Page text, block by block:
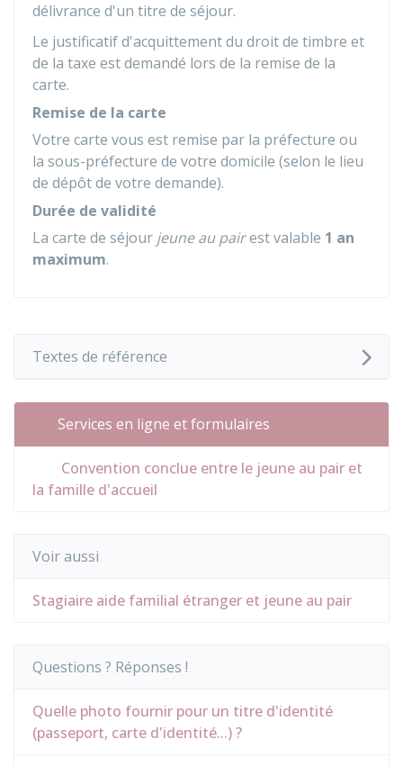
délivrance d'un titre de séjour.
Le justificatif d'acquittement du droit de timbre et
de la taxe est demandé lors de la remise de la
carte.
Remise de la carte
Votre carte vous est remise par la préfecture ou
la sous-préfecture de votre domicile (selon le lieu
de dépôt de votre demande).
Durée de validité
La carte de séjour jeune au pairest valable 1 an
maximum.
Textes de référence
Services en ligne et formulaires
Convention conclue entre le jeune au pair et
la famille d'accueil
Voir aussi
Stagiaire aide familial étranger et jeune au pair
Questions ? Réponses !
Quelle photo fournir pour un titre d'identité
(passeport, carte d'identité...) ?